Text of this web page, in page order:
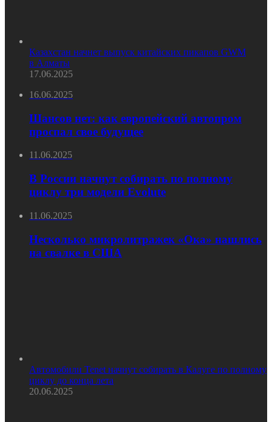
Казахстан начнет выпуск китайских пикапов GWM
в Алматы
17.06.2025
16.06.2025
Шансов нет: как европейский автопром
проспал свое будущее
11.06.2025
В России начнут собирать по полному
циклу три модели Evolute
11.06.2025
Несколько микролитражек «Ока» нашлись
на свалке в США
Автомобили Tenet начнут собирать в Калуге по полному
циклу до конца лета
20.06.2025